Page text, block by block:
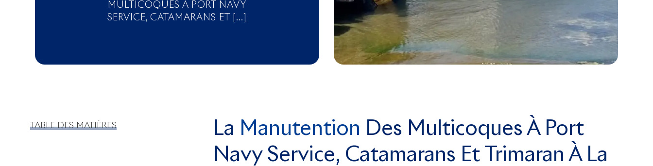
MULTICOQUES À PORT NAVY
SERVICE, CATAMARANS ET [...]
TABLE DES MATIÈRES La Manutention Des Multicoques À Port
Navy Service, Catamarans Et Trimaran À La